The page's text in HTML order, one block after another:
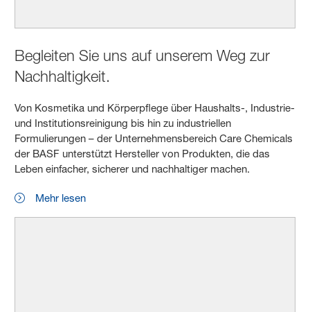
Begleiten Sie uns auf unserem Weg zur
Nachhaltigkeit.
Von Kosmetika und Körperpflege über Haushalts-, Industrie-
und Institutionsreinigung bis hin zu industriellen
Formulierungen – der Unternehmensbereich Care Chemicals
der BASF unterstützt Hersteller von Produkten, die das
Leben einfacher, sicherer und nachhaltiger machen.
Mehr lesen